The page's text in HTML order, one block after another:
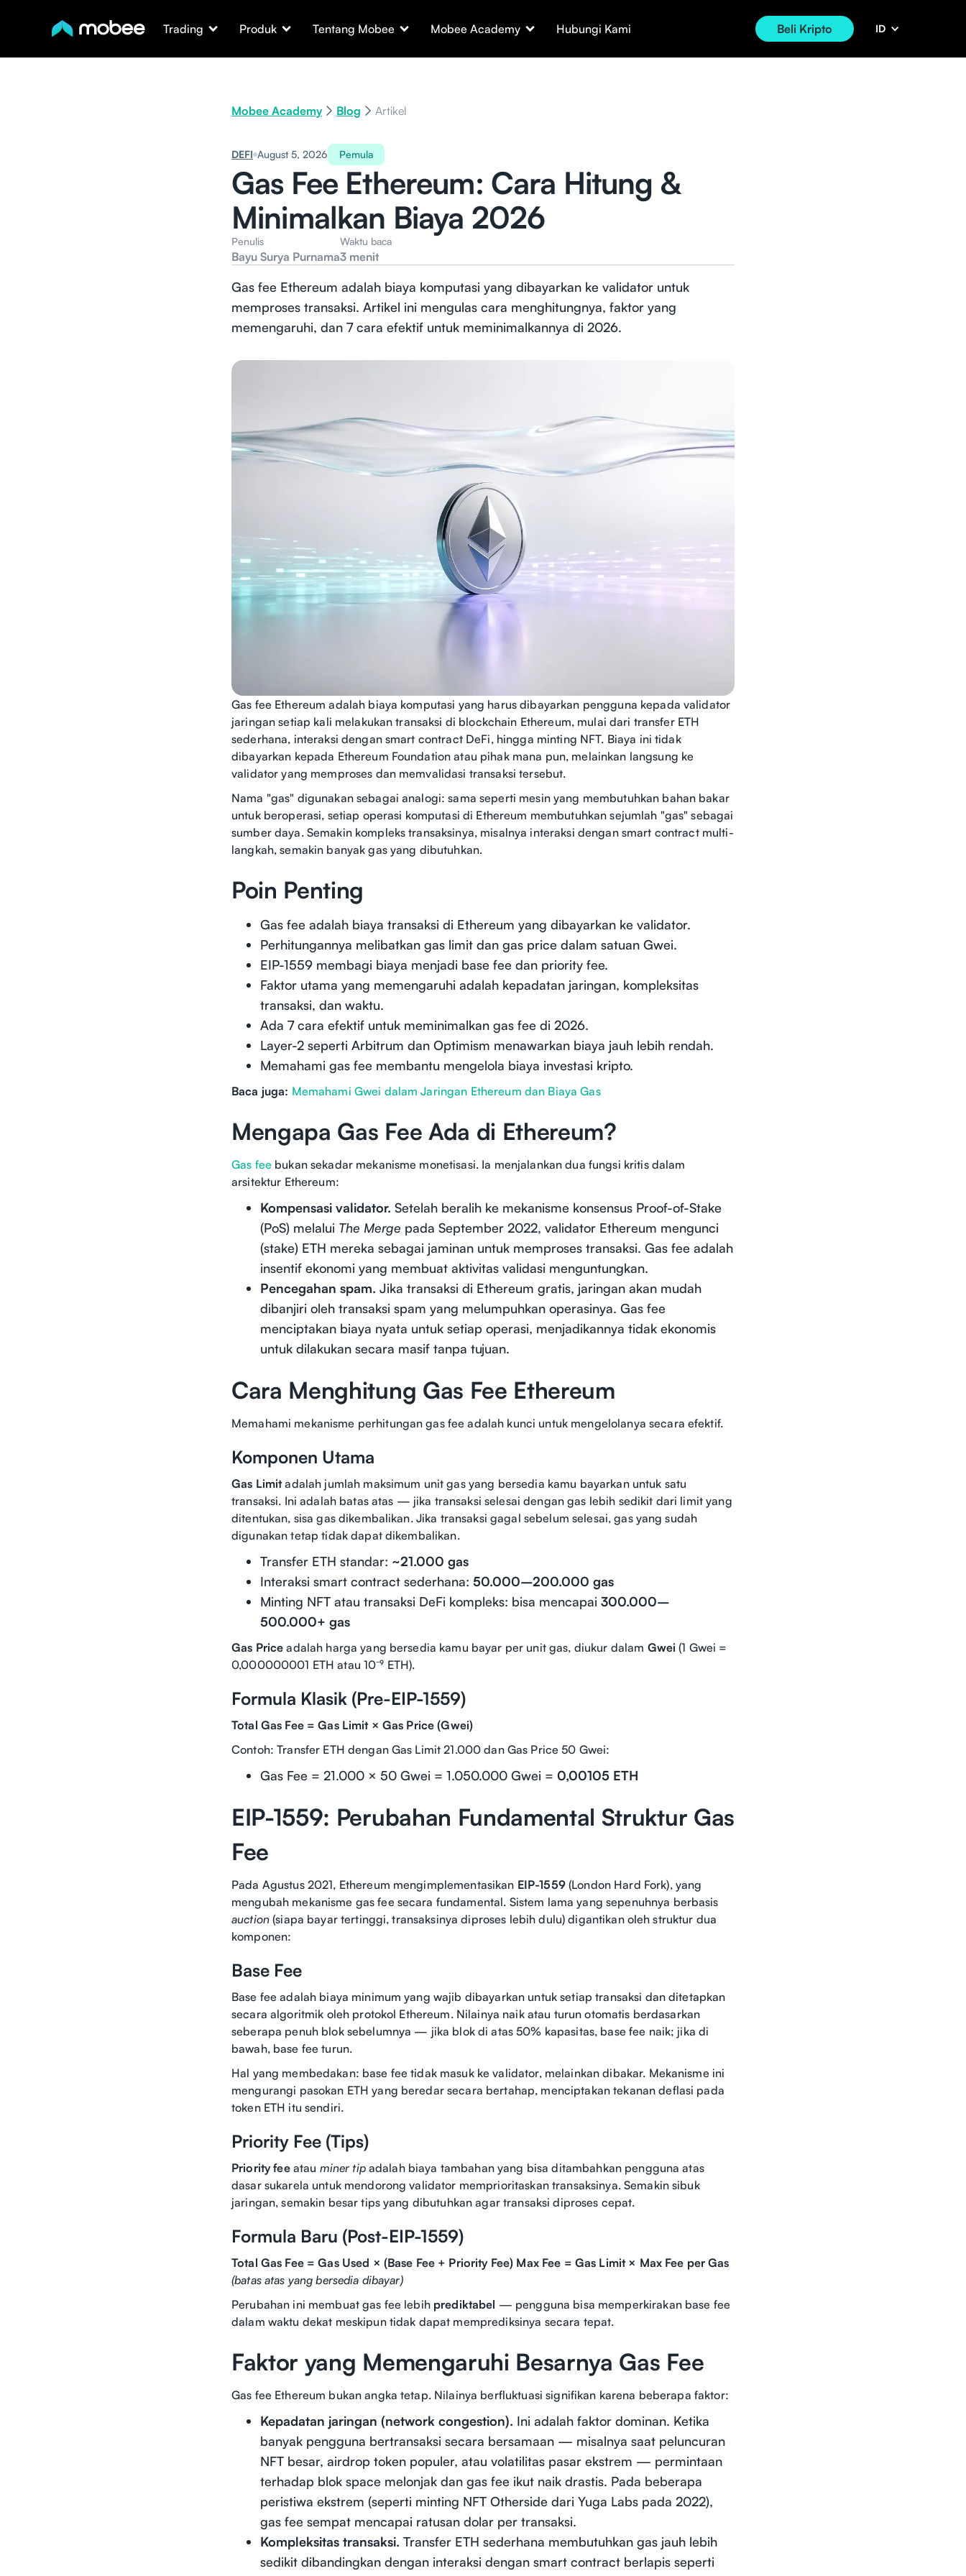
Trading Produk Tentang Mobee Mobee Academy Hubungi Kami Beli Kripto ID
Mobee Academy Blog Artikel
Pemula
DEFI August 5, 2026
Gas Fee Ethereum: Cara Hitung &
Minimalkan Biaya 2026
Penulis
Bayu Surya Purnama
Waktu baca
3 menit
Gas fee Ethereum adalah biaya komputasi yang dibayarkan ke validator untuk
memproses transaksi. Artikel ini mengulas cara menghitungnya, faktor yang
memengaruhi, dan 7 cara efektif untuk meminimalkannya di 2026.
Gas fee Ethereum adalah biaya komputasi yang harus dibayarkan pengguna kepada validator
jaringan setiap kali melakukan transaksi di blockchain Ethereum, mulai dari transfer ETH
sederhana, interaksi dengan smart contract DeFi, hingga minting NFT. Biaya ini tidak
dibayarkan kepada Ethereum Foundation atau pihak mana pun, melainkan langsung ke
validator yang memproses dan memvalidasi transaksi tersebut.
Nama "gas" digunakan sebagai analogi: sama seperti mesin yang membutuhkan bahan bakar
untuk beroperasi, setiap operasi komputasi di Ethereum membutuhkan sejumlah "gas" sebagai
sumber daya. Semakin kompleks transaksinya, misalnya interaksi dengan smart contract multi-
langkah, semakin banyak gas yang dibutuhkan.
Poin Penting
Gas fee adalah biaya transaksi di Ethereum yang dibayarkan ke validator.
Perhitungannya melibatkan gas limit dan gas price dalam satuan Gwei.
EIP-1559 membagi biaya menjadi base fee dan priority fee.
Faktor utama yang memengaruhi adalah kepadatan jaringan, kompleksitas
transaksi, dan waktu.
Ada 7 cara efektif untuk meminimalkan gas fee di 2026.
Layer-2 seperti Arbitrum dan Optimism menawarkan biaya jauh lebih rendah.
Memahami gas fee membantu mengelola biaya investasi kripto.
Baca juga: Memahami Gwei dalam Jaringan Ethereum dan Biaya Gas
Mengapa Gas Fee Ada di Ethereum?
Gas fee bukan sekadar mekanisme monetisasi. Ia menjalankan dua fungsi kritis dalam
arsitektur Ethereum:
Kompensasi validator. Setelah beralih ke mekanisme konsensus Proof-of-Stake
(PoS) melalui The Merge pada September 2022, validator Ethereum mengunci
(stake) ETH mereka sebagai jaminan untuk memproses transaksi. Gas fee adalah
insentif ekonomi yang membuat aktivitas validasi menguntungkan.
Pencegahan spam. Jika transaksi di Ethereum gratis, jaringan akan mudah
dibanjiri oleh transaksi spam yang melumpuhkan operasinya. Gas fee
menciptakan biaya nyata untuk setiap operasi, menjadikannya tidak ekonomis
untuk dilakukan secara masif tanpa tujuan.
Cara Menghitung Gas Fee Ethereum
Memahami mekanisme perhitungan gas fee adalah kunci untuk mengelolanya secara efektif.
Komponen Utama
Gas Limitadalah jumlah maksimum unit gas yang bersedia kamu bayarkan untuk satu
transaksi. Ini adalah batas atas — jika transaksi selesai dengan gas lebih sedikit dari limit yang
ditentukan, sisa gas dikembalikan. Jika transaksi gagal sebelum selesai, gas yang sudah
digunakan tetap tidak dapat dikembalikan.
Transfer ETH standar: ~21.000 gas
Interaksi smart contract sederhana: 50.000–200.000 gas
Minting NFT atau transaksi DeFi kompleks: bisa mencapai 300.000–
500.000+ gas
Gas Price adalah harga yang bersedia kamu bayar per unit gas, diukur dalam Gwei (1 Gwei =
0,000000001 ETH atau 10⁻⁹ ETH).
Formula Klasik (Pre-EIP-1559)
Total Gas Fee = Gas Limit × Gas Price (Gwei)
Contoh: Transfer ETH dengan Gas Limit 21.000 dan Gas Price 50 Gwei:
Gas Fee = 21.000 × 50 Gwei = 1.050.000 Gwei = 0,00105 ETH
EIP-1559: Perubahan Fundamental Struktur Gas
Fee
Pada Agustus 2021, Ethereum mengimplementasikan EIP-1559(London Hard Fork), yang
mengubah mekanisme gas fee secara fundamental. Sistem lama yang sepenuhnya berbasis
auction(siapa bayar tertinggi, transaksinya diproses lebih dulu) digantikan oleh struktur dua
komponen:
Base Fee
Base fee adalah biaya minimum yang wajib dibayarkan untuk setiap transaksi dan ditetapkan
secara algoritmik oleh protokol Ethereum. Nilainya naik atau turun otomatis berdasarkan
seberapa penuh blok sebelumnya — jika blok di atas 50% kapasitas, base fee naik; jika di
bawah, base fee turun.
Hal yang membedakan: base fee tidak masuk ke validator, melainkan dibakar. Mekanisme ini
mengurangi pasokan ETH yang beredar secara bertahap, menciptakan tekanan deflasi pada
token ETH itu sendiri.
Priority Fee (Tips)
Priority feeatau miner tipadalah biaya tambahan yang bisa ditambahkan pengguna atas
dasar sukarela untuk mendorong validator memprioritaskan transaksinya. Semakin sibuk
jaringan, semakin besar tips yang dibutuhkan agar transaksi diproses cepat.
Formula Baru (Post-EIP-1559)
Total Gas Fee = Gas Used × (Base Fee + Priority Fee) Max Fee = Gas Limit × Max Fee per Gas
(batas atas yang bersedia dibayar)
Perubahan ini membuat gas fee lebih prediktabel — pengguna bisa memperkirakan base fee
dalam waktu dekat meskipun tidak dapat memprediksinya secara tepat.
Faktor yang Memengaruhi Besarnya Gas Fee
Gas fee Ethereum bukan angka tetap. Nilainya berfluktuasi signifikan karena beberapa faktor:
Kepadatan jaringan (network congestion). Ini adalah faktor dominan. Ketika
banyak pengguna bertransaksi secara bersamaan — misalnya saat peluncuran
NFT besar, airdrop token populer, atau volatilitas pasar ekstrem — permintaan
terhadap blok space melonjak dan gas fee ikut naik drastis. Pada beberapa
peristiwa ekstrem (seperti minting NFT Otherside dari Yuga Labs pada 2022),
gas fee sempat mencapai ratusan dolar per transaksi.
Kompleksitas transaksi. Transfer ETH sederhana membutuhkan gas jauh lebih
sedikit dibandingkan dengan interaksi dengan smart contract berlapis seperti